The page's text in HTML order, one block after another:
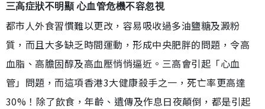
三高症狀不明顯 心血管危機不容忽視
都市人外食習慣難以更改，容易吸收過多油鹽糖及澱粉
質，而且大多缺乏時間運動，形成中央肥胖的問題，令高
血脂、高膽固醇及高血壓悄悄逼近。三高會引起「心血
管」問題，而這項香港3大健康殺手之一，死亡率更高達
30%！除了飲食，年齡、遺傳及作息日夜顛倒，都是引起